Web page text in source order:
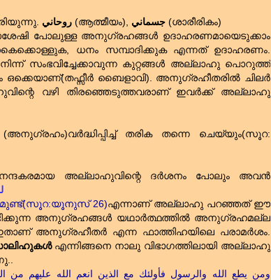
روحاني (ആത്മീയം),
(ശാരീരികം)
പോലുള്ള അനുഗ്രഹങ്ങൾ ഉദാഹരണമായെടുക്കാം
ധനം സമ്പാദിക്കുക എന്നത്‌ ഉദാഹരണം.
സംഭവിച്ചേക്കാവുന്ന കുറ്റങ്ങൾ അല്ലാഹു പൊറുത്ത്‌
ബൈളാവി). അനുഗ്രഹീതരിൽ ചിലർ
വഴി തിരഞ്ഞെടുത്തവരാണ്‌ ഇവർക്ക്‌ അല്ലാഹു
തരിക തന്നെ ചെയ്യും(സൂറ:
ആനന്ദകരമായ അല്ലാഹുവിന്റെ ദർശനം പോലും അവൻ
26)എന്നാണ്‌ അല്ലാഹു പറഞ്ഞത്‌ ഈ
അനുഗ്രഹങ്ങൾ യഥാർത്ഥത്തിൽ അനുഗ്രഹമല്ല
അനുഗ്രഹീതർ എന്ന ഫാത്തിഹയിലെ പരാമർശം.
എന്നിങ്ങനെ നാലു വിഭാഗത്തിലായി അല്ലാഹു
ومن يطع الله والرسول فأولئك مع الذين انعم الله عليهم من